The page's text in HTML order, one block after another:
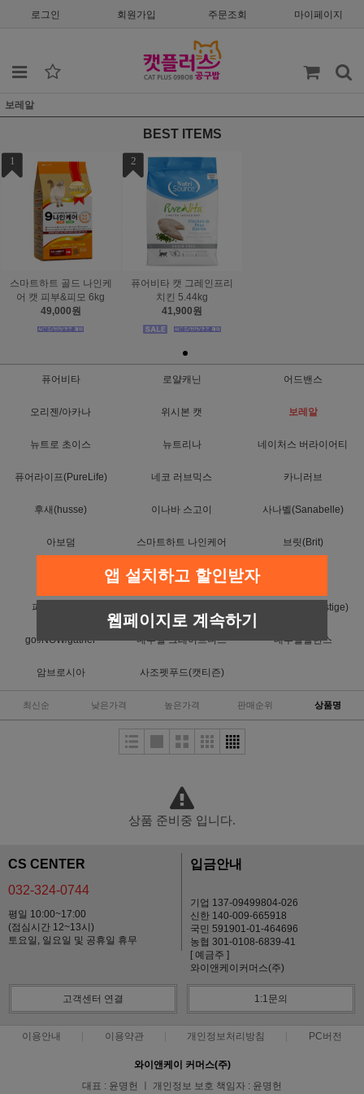
로그인 회원가입 주문조회 마이페이지
보레알
BEST ITEMS
1
스마트하트 골드 나인케
어 캣 피부&피모 6kg
49,000원
2
퓨어비타 캣 그레인프리
치킨 5.44kg
41,900원
퓨어비타 로얄캐닌 어드밴스
오리젠/아카나 위시본 캣 보레알
뉴트로 초이스 뉴트리나 네이처스 버라이어티
퓨어라이프(PureLife) 네코 러브믹스 카니러브
후새(husse) 이나바 스고이 사나벨(Sanabelle)
아보덤 스마트하트 나인케어 브릿(Brit)
캐츠랑
퍼스트초이스 프레스티지(Prestige)
go!/NOW/gather 내추럴 그레이트니스 내추럴발란스
암브로시아 사조펫푸드(캣티즌)
최신순 낮은가격 높은가격 판매순위 상품명
상품 준비중 입니다.
CS CENTER
032-324-0744
평일 10:00~17:00
(점심시간 12~13시)
토요일, 일요일 및 공휴일 휴무
입금안내
기업 137-09499804-026
신한 140-009-665918
국민 591901-01-464696
농협 301-0108-6839-41
[ 예금주 ]
와이앤케이커머스(주)
고객센터 연결 1:1문의
이용안내 이용약관 개인정보처리방침 PC버전
와이앤케이 커머스(주)
대표 : 윤명헌 ㅣ 개인정보 보호 책임자 : 윤명헌
앱 설치하고 할인받자
웹페이지로 계속하기